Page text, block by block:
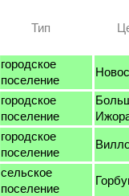
Тип
городское
поселение
городское
поселение
городское
поселение
сельское
поселение